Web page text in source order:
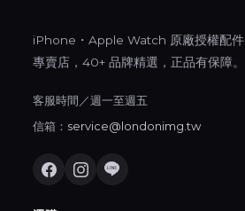
iPhone・Apple Watch 原廠授權配件
專賣店，40+ 品牌精選，正品有保障。
客服時間／週一至週五
信箱： service@londonimg.tw